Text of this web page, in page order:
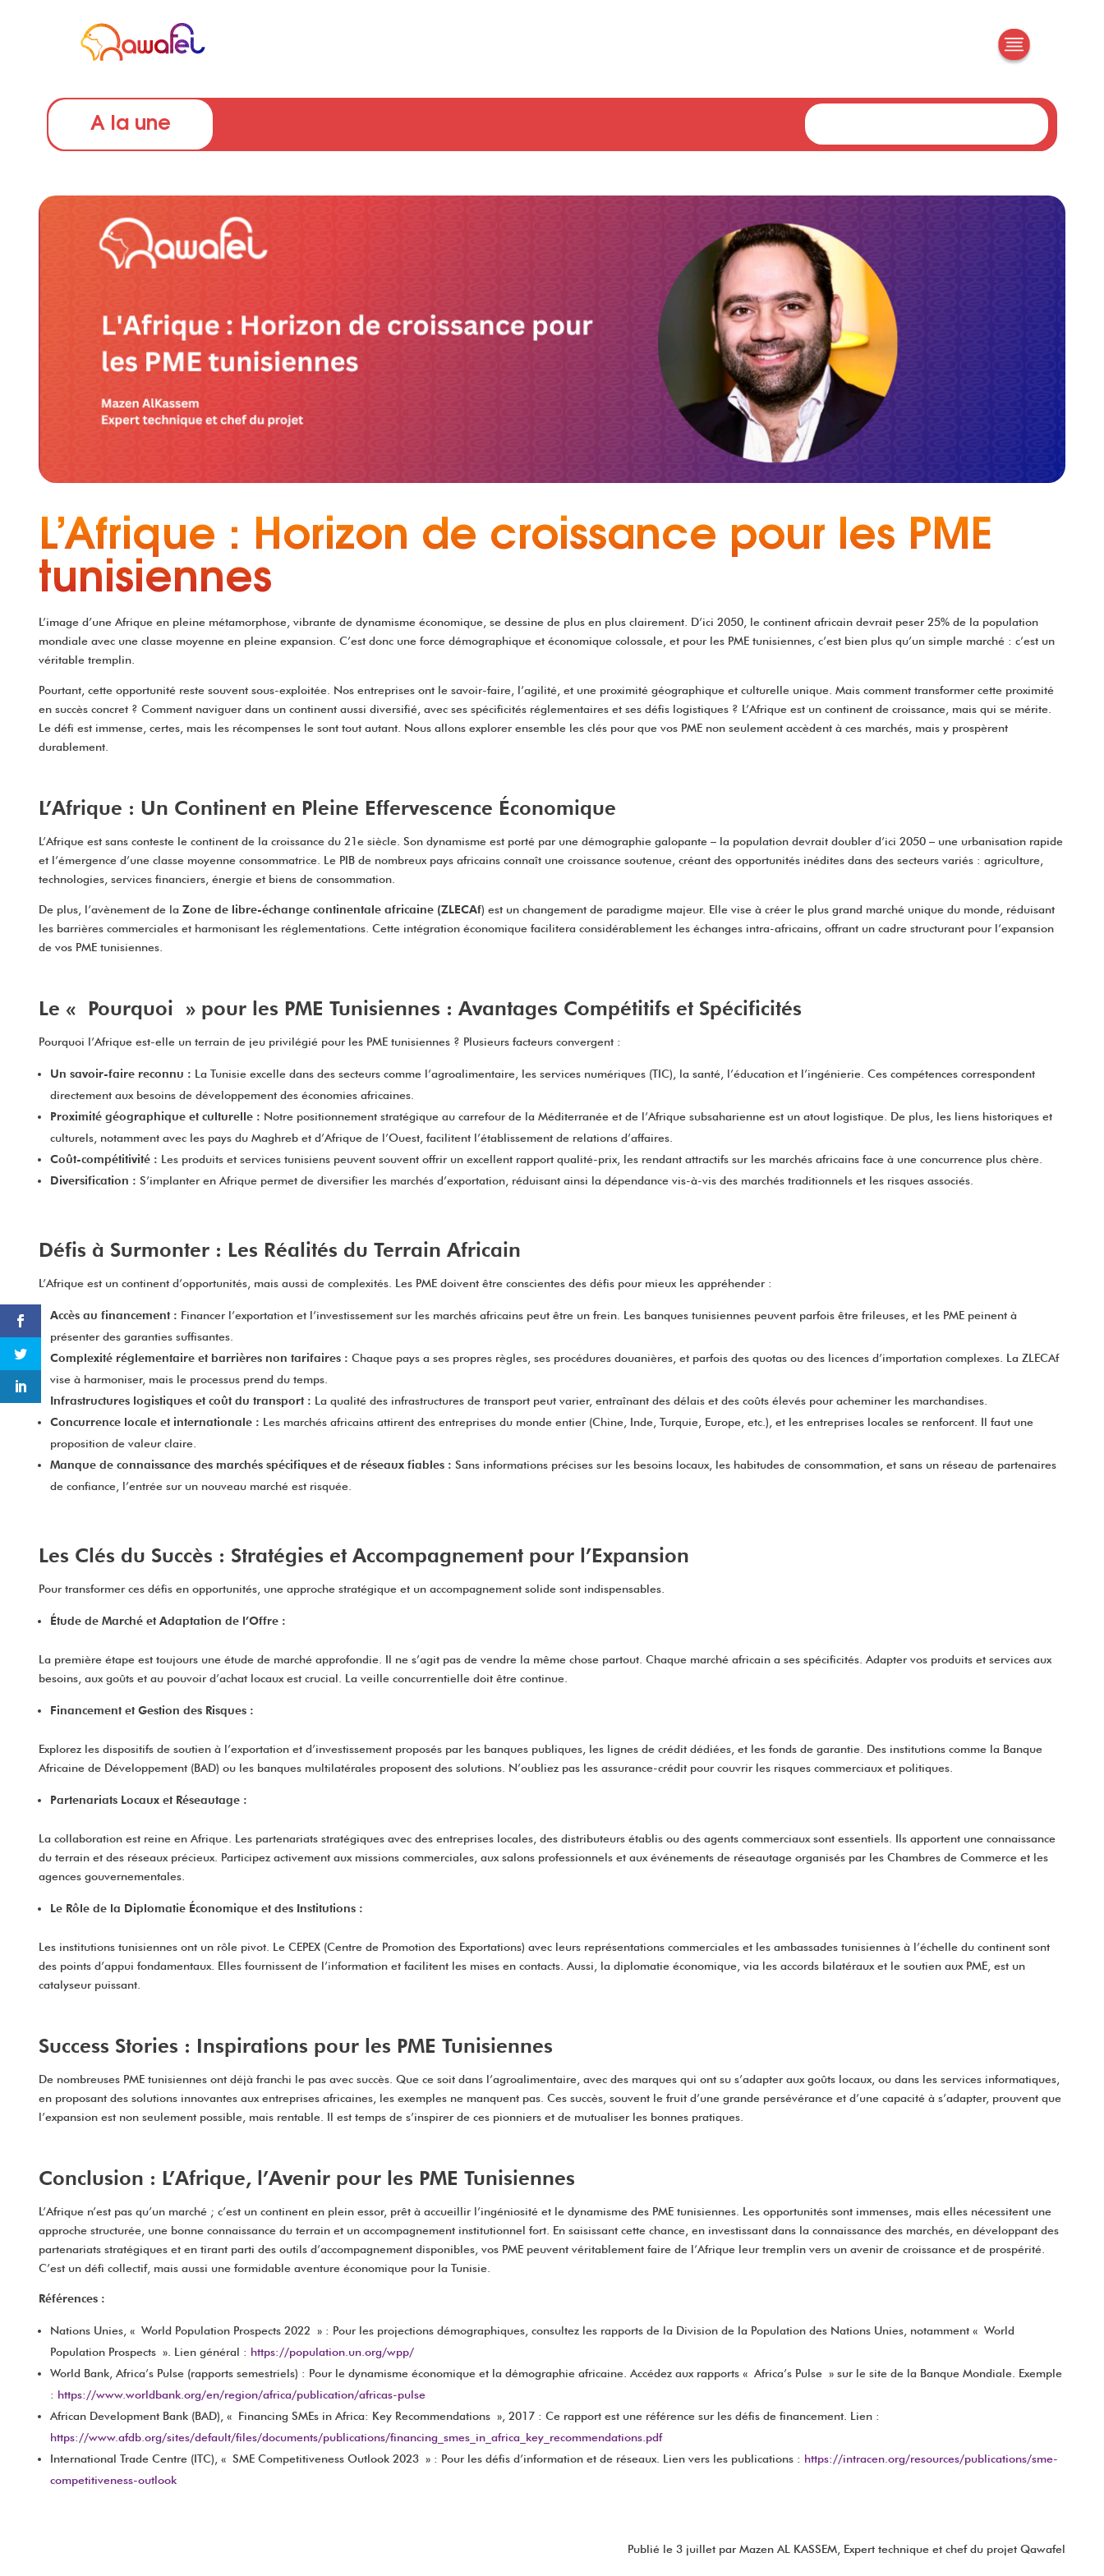
A la une
L’Afrique : Horizon de croissance pour les PME
tunisiennes
L’image d’une Afrique en pleine métamorphose, vibrante de dynamisme économique, se dessine de plus en plus clairement. D’ici 2050, le continent africain devrait peser 25% de la population
mondiale avec une classe moyenne en pleine expansion. C’est donc une force démographique et économique colossale, et pour les PME tunisiennes, c’est bien plus qu’un simple marché : c’est un
véritable tremplin.
Pourtant, cette opportunité reste souvent sous-exploitée. Nos entreprises ont le savoir-faire, l’agilité, et une proximité géographique et culturelle unique. Mais comment transformer cette proximité
en succès concret ? Comment naviguer dans un continent aussi diversifié, avec ses spécificités réglementaires et ses défis logistiques ? L’Afrique est un continent de croissance, mais qui se mérite.
Le défi est immense, certes, mais les récompenses le sont tout autant. Nous allons explorer ensemble les clés pour que vos PME non seulement accèdent à ces marchés, mais y prospèrent
durablement.
L’Afrique : Un Continent en Pleine Effervescence Économique
L’Afrique est sans conteste le continent de la croissance du 21e siècle. Son dynamisme est porté par une démographie galopante – la population devrait doubler d’ici 2050 – une urbanisation rapide
et l’émergence d’une classe moyenne consommatrice. Le PIB de nombreux pays africains connaît une croissance soutenue, créant des opportunités inédites dans des secteurs variés : agriculture,
technologies, services financiers, énergie et biens de consommation.
De plus, l’avènement de la Zone de libre-échange continentale africaine (ZLECAf) est un changement de paradigme majeur. Elle vise à créer le plus grand marché unique du monde, réduisant
les barrières commerciales et harmonisant les réglementations. Cette intégration économique facilitera considérablement les échanges intra-africains, offrant un cadre structurant pour l’expansion
de vos PME tunisiennes.
Le « Pourquoi » pour les PME Tunisiennes : Avantages Compétitifs et Spécificités
Pourquoi l’Afrique est-elle un terrain de jeu privilégié pour les PME tunisiennes ? Plusieurs facteurs convergent :
Un savoir-faire reconnu : La Tunisie excelle dans des secteurs comme l’agroalimentaire, les services numériques (TIC), la santé, l’éducation et l’ingénierie. Ces compétences correspondent
directement aux besoins de développement des économies africaines.
Proximité géographique et culturelle : Notre positionnement stratégique au carrefour de la Méditerranée et de l’Afrique subsaharienne est un atout logistique. De plus, les liens historiques et
culturels, notamment avec les pays du Maghreb et d’Afrique de l’Ouest, facilitent l’établissement de relations d’affaires.
Coût-compétitivité : Les produits et services tunisiens peuvent souvent offrir un excellent rapport qualité-prix, les rendant attractifs sur les marchés africains face à une concurrence plus chère.
Diversification : S’implanter en Afrique permet de diversifier les marchés d’exportation, réduisant ainsi la dépendance vis-à-vis des marchés traditionnels et les risques associés.
Défis à Surmonter : Les Réalités du Terrain Africain
L’Afrique est un continent d’opportunités, mais aussi de complexités. Les PME doivent être conscientes des défis pour mieux les appréhender :
Accès au financement : Financer l’exportation et l’investissement sur les marchés africains peut être un frein. Les banques tunisiennes peuvent parfois être frileuses, et les PME peinent à
présenter des garanties suffisantes.
Complexité réglementaire et barrières non tarifaires : Chaque pays a ses propres règles, ses procédures douanières, et parfois des quotas ou des licences d’importation complexes. La ZLECAf
vise à harmoniser, mais le processus prend du temps.
Infrastructures logistiques et coût du transport : La qualité des infrastructures de transport peut varier, entraînant des délais et des coûts élevés pour acheminer les marchandises.
Concurrence locale et internationale : Les marchés africains attirent des entreprises du monde entier (Chine, Inde, Turquie, Europe, etc.), et les entreprises locales se renforcent. Il faut une
proposition de valeur claire.
Manque de connaissance des marchés spécifiques et de réseaux fiables : Sans informations précises sur les besoins locaux, les habitudes de consommation, et sans un réseau de partenaires
de confiance, l’entrée sur un nouveau marché est risquée.
Les Clés du Succès : Stratégies et Accompagnement pour l’Expansion
Pour transformer ces défis en opportunités, une approche stratégique et un accompagnement solide sont indispensables.
Étude de Marché et Adaptation de l’Offre :
La première étape est toujours une étude de marché approfondie. Il ne s’agit pas de vendre la même chose partout. Chaque marché africain a ses spécificités. Adapter vos produits et services aux
besoins, aux goûts et au pouvoir d’achat locaux est crucial. La veille concurrentielle doit être continue.
Financement et Gestion des Risques :
Explorez les dispositifs de soutien à l’exportation et d’investissement proposés par les banques publiques, les lignes de crédit dédiées, et les fonds de garantie. Des institutions comme la Banque
Africaine de Développement (BAD) ou les banques multilatérales proposent des solutions. N’oubliez pas les assurance-crédit pour couvrir les risques commerciaux et politiques.
Partenariats Locaux et Réseautage :
La collaboration est reine en Afrique. Les partenariats stratégiques avec des entreprises locales, des distributeurs établis ou des agents commerciaux sont essentiels. Ils apportent une connaissance
du terrain et des réseaux précieux. Participez activement aux missions commerciales, aux salons professionnels et aux événements de réseautage organisés par les Chambres de Commerce et les
agences gouvernementales.
Le Rôle de la Diplomatie Économique et des Institutions :
Les institutions tunisiennes ont un rôle pivot. Le CEPEX (Centre de Promotion des Exportations) avec leurs représentations commerciales et les ambassades tunisiennes à l’échelle du continent sont
des points d’appui fondamentaux. Elles fournissent de l’information et facilitent les mises en contacts. Aussi, la diplomatie économique, via les accords bilatéraux et le soutien aux PME, est un
catalyseur puissant.
Success Stories : Inspirations pour les PME Tunisiennes
De nombreuses PME tunisiennes ont déjà franchi le pas avec succès. Que ce soit dans l’agroalimentaire, avec des marques qui ont su s’adapter aux goûts locaux, ou dans les services informatiques,
en proposant des solutions innovantes aux entreprises africaines, les exemples ne manquent pas. Ces succès, souvent le fruit d’une grande persévérance et d’une capacité à s’adapter, prouvent que
l’expansion est non seulement possible, mais rentable. Il est temps de s’inspirer de ces pionniers et de mutualiser les bonnes pratiques.
Conclusion : L’Afrique, l’Avenir pour les PME Tunisiennes
L’Afrique n’est pas qu’un marché ; c’est un continent en plein essor, prêt à accueillir l’ingéniosité et le dynamisme des PME tunisiennes. Les opportunités sont immenses, mais elles nécessitent une
approche structurée, une bonne connaissance du terrain et un accompagnement institutionnel fort. En saisissant cette chance, en investissant dans la connaissance des marchés, en développant des
partenariats stratégiques et en tirant parti des outils d’accompagnement disponibles, vos PME peuvent véritablement faire de l’Afrique leur tremplin vers un avenir de croissance et de prospérité.
C’est un défi collectif, mais aussi une formidable aventure économique pour la Tunisie.
Références :
Nations Unies, « World Population Prospects 2022 » : Pour les projections démographiques, consultez les rapports de la Division de la Population des Nations Unies, notamment « World
Population Prospects ». Lien général : https://population.un.org/wpp/
World Bank, Africa’s Pulse (rapports semestriels) : Pour le dynamisme économique et la démographie africaine. Accédez aux rapports « Africa’s Pulse » sur le site de la Banque Mondiale. Exemple
: https://www.worldbank.org/en/region/africa/publication/africas-pulse
African Development Bank (BAD), « Financing SMEs in Africa: Key Recommendations », 2017 : Ce rapport est une référence sur les défis de financement. Lien :
https://www.afdb.org/sites/default/files/documents/publications/financing_smes_in_africa_key_recommendations.pdf
International Trade Centre (ITC), « SME Competitiveness Outlook 2023 » : Pour les défis d’information et de réseaux. Lien vers les publications : https://intracen.org/resources/publications/sme-
competitiveness-outlook
Publié le 3 juillet par Mazen AL KASSEM, Expert technique et chef du projet Qawafel